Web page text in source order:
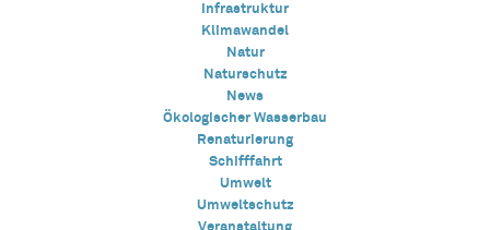
Infrastruktur
Klimawandel
Natur
Naturschutz
News
Ökologischer Wasserbau
Renaturierung
Schifffahrt
Umwelt
Umweltschutz